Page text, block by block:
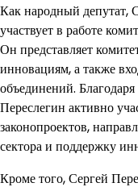
Как народный депутат,
участвует в работе
Он представляет
инновациям, а также
объединений.
Переслегин активно
законопроектов,
сектора и поддержку
Кроме того, Сергей